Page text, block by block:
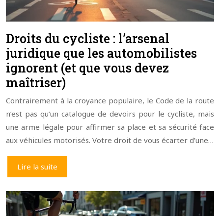
Droits du cycliste : l’arsenal
juridique que les automobilistes
ignorent (et que vous devez
maîtriser)
Contrairement à la croyance populaire, le Code de la route
n’est pas qu’un catalogue de devoirs pour le cycliste, mais
une arme légale pour affirmer sa place et sa sécurité face
aux véhicules motorisés. Votre droit de vous écarter d’une…
Lire la suite